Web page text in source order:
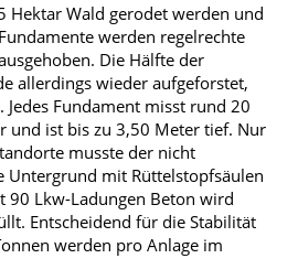
Hektar Wald gerodet werden und
werden regelrechte
Die Hälfte der
allerdings wieder aufgeforstet,
Jedes Fundament misst rund 20
und ist bis zu 3,50 Meter tief. Nur
musste der nicht
Untergrund mit Rüttelstopfsäulen
90 Lkw-Ladungen Beton wird
Entscheidend für die Stabilität
werden pro Anlage im